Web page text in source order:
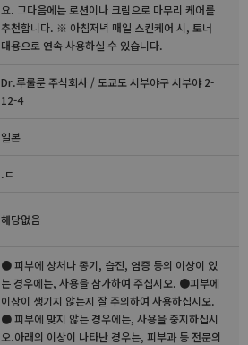
요. 그다음에는 로션이나 크림으로 마무리 케어를
추천합니다. ※ 아침저녁 매일 스킨케어 시, 토너
대용으로 연속 사용하실 수 있습니다.
Dr.루룰룬 주식회사 / 도쿄도 시부야구 시부야 2-
12-4
일본
.ㄷ
해당없음
● 피부에 상처나 종기, 습진, 염증 등의 이상이 있
는 경우에는, 사용을 삼가하여 주십시오. ●피부에
이상이 생기지 않는지 잘 주의하여 사용하십시오.
● 피부에 맞지 않는 경우에는, 사용을 중지하십시
오.아래의 이상이 나타난 경우는, 피부과 등 전문의